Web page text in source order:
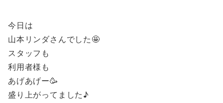
今日は
山本リンダさんでした🤩
スタッフも
利用者様も
あげあげー🥳
盛り上がってました♪